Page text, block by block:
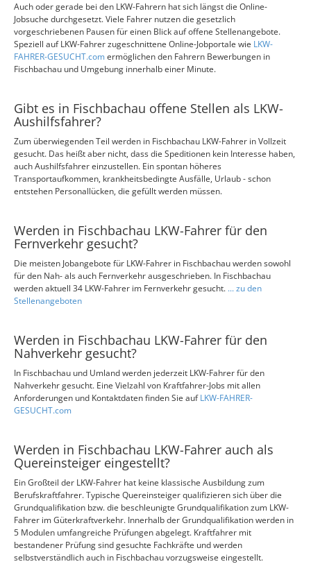
Auch oder gerade bei den LKW-Fahrern hat sich längst die Online-
Jobsuche durchgesetzt. Viele Fahrer nutzen die gesetzlich
vorgeschriebenen Pausen für einen Blick auf offene Stellenangebote.
Speziell auf LKW-Fahrer zugeschnittene Online-Jobportale wie LKW-
FAHRER-GESUCHT.comermöglichen den Fahrern Bewerbungen in
Fischbachau und Umgebung innerhalb einer Minute.
Gibt es in Fischbachau offene Stellen als LKW-
Aushilfsfahrer?
Zum überwiegenden Teil werden in Fischbachau LKW-Fahrer in Vollzeit
gesucht. Das heißt aber nicht, dass die Speditionen kein Interesse haben,
auch Aushilfsfahrer einzustellen. Ein spontan höheres
Transportaufkommen, krankheitsbedingte Ausfälle, Urlaub - schon
entstehen Personallücken, die gefüllt werden müssen.
Werden in Fischbachau LKW-Fahrer für den
Fernverkehr gesucht?
Die meisten Jobangebote für LKW-Fahrer in Fischbachau werden sowohl
für den Nah- als auch Fernverkehr ausgeschrieben. In Fischbachau
werden aktuell 34 LKW-Fahrer im Fernverkehr gesucht. ... zu den
Stellenangeboten
Werden in Fischbachau LKW-Fahrer für den
Nahverkehr gesucht?
In Fischbachau und Umland werden jederzeit LKW-Fahrer für den
Nahverkehr gesucht. Eine Vielzahl von Kraftfahrer-Jobs mit allen
Anforderungen und Kontaktdaten finden Sie aufLKW-FAHRER-
GESUCHT.com
Werden in Fischbachau LKW-Fahrer auch als
Quereinsteiger eingestellt?
Ein Großteil der LKW-Fahrer hat keine klassische Ausbildung zum
Berufskraftfahrer. Typische Quereinsteiger qualifizieren sich über die
Grundqualifikation bzw. die beschleunigte Grundqualifikation zum LKW-
Fahrer im Güterkraftverkehr. Innerhalb der Grundqualifikation werden in
5 Modulen umfangreiche Prüfungen abgelegt. Kraftfahrer mit
bestandener Prüfung sind gesuchte Fachkräfte und werden
selbstverständlich auch in Fischbachau vorzugsweise eingestellt.